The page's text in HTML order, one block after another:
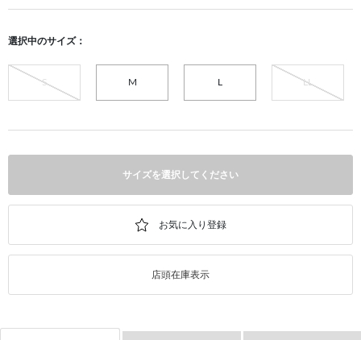
選択中のサイズ：
S M LL
サイズを選択してください
店頭在庫表示